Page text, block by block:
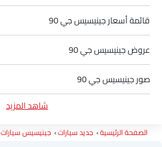
قائمة أسعار جينيسيس جي 90
عروض جينيسيس جي 90
صور جينيسيس جي 90
مواصفات جينيسيس جي 90
شاهد المزيد
الصفحة الرئيسية جديد سيارات جينيسيس سيارات